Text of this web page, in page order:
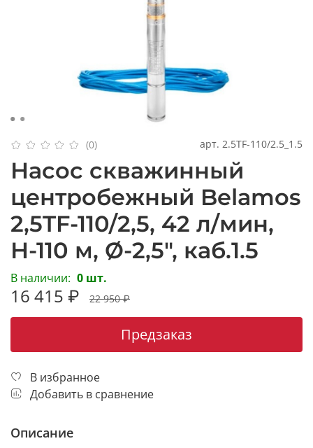
(0) арт. 2.5TF-110/2.5_1.5
Насос скважинный
центробежный Belamos
2,5TF-110/2,5, 42 л/мин,
Н-110 м, Ø-2,5", каб.1.5
В наличии: 0 шт.
16 415 ₽ 22 950 ₽
Предзаказ
В избранное
Добавить в сравнение
Описание